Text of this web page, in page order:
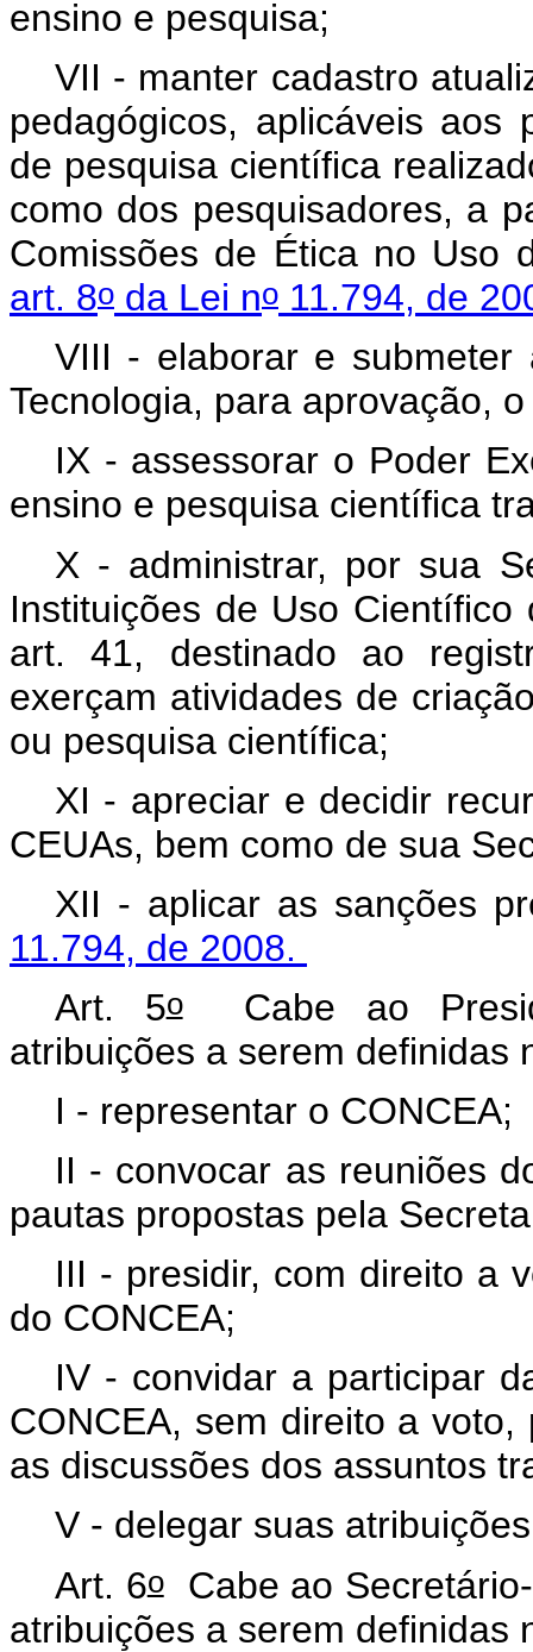
ensino e pesquisa;
VII - manter cadastro
pedagógicos, aplicáveis aos
de pesquisa científica
como dos pesquisadores, a
Comissões de Ética no Uso
art. 8o da Lei no 11.794, de
VIII - elaborar e
Tecnologia, para aprovação,
IX - assessorar o Poder
ensino e pesquisa científica
X - administrar, por sua
Instituições de Uso
art. 41, destinado ao
exerçam atividades de
ou pesquisa científica;
XI - apreciar e decidir
CEUAs, bem como de sua
XII - aplicar as sanções
11.794, de 2008.
Art. 5oCabe ao
atribuições a serem definidas
I - representar o CONCEA;
II - convocar as reuniões
pautas propostas pela
III - presidir, com direito a
do CONCEA;
IV - convidar a participar
CONCEA, sem direito a
as discussões dos assuntos
V - delegar suas
Art. 6oCabe ao
atribuições a serem definidas